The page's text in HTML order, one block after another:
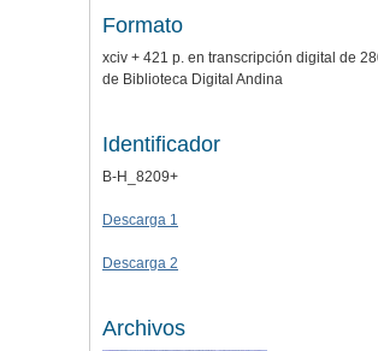
Formato
xciv + 421 p. en transcripción digital de
de Biblioteca Digital Andina
Identificador
B-H_8209+
Descarga 1
Descarga 2
Archivos